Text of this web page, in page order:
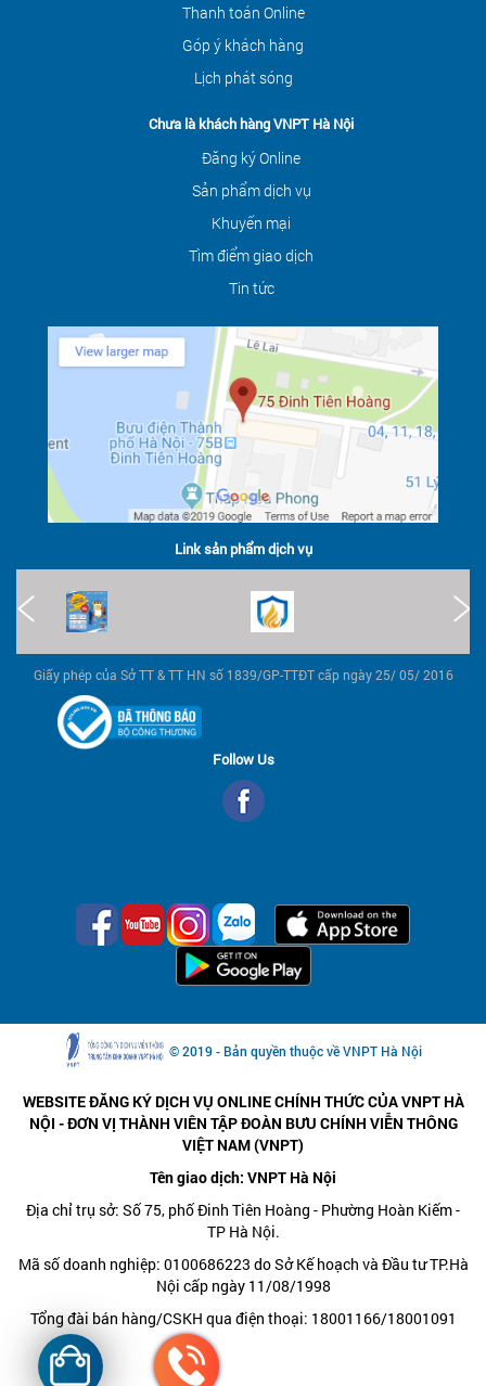
Thanh toán Online
Góp ý khách hàng
Lịch phát sóng
Chưa là khách hàng VNPT Hà Nội
Đăng ký Online
Sản phẩm dịch vụ
Khuyến mại
Tìm điểm giao dịch
Tin tức
Link sản phẩm dịch vụ
Giấy phép của Sở TT & TT HN số 1839/GP-TTĐT cấp ngày 25/ 05/ 2016
Follow Us
© 2019 - Bản quyền thuộc về VNPT Hà Nội
WEBSITE ĐĂNG KÝ DỊCH VỤ ONLINE CHÍNH THỨC CỦA VNPT HÀ
NỘI - ĐƠN VỊ THÀNH VIÊN TẬP ĐOÀN BƯU CHÍNH VIỄN THÔNG
VIỆT NAM (VNPT)
Tên giao dịch: VNPT Hà Nội
Địa chỉ trụ sở: Số 75, phố Đinh Tiên Hoàng - Phường Hoàn Kiếm -
TP Hà Nội.
Mã số doanh nghiệp: 0100686223 do Sở Kế hoạch và Đầu tư TP.Hà
Nội cấp ngày 11/08/1998
Tổng đài bán hàng/CSKH qua điện thoại: 18001166/18001091